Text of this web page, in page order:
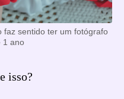
faz sentido ter um fotógrafo
1 ano
isso?